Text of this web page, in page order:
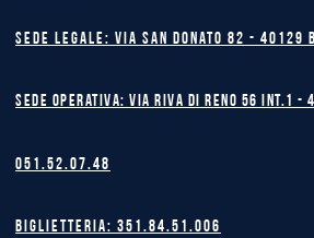
Sede legale: Via San Donato 82 - 40129
Sede operativa: Via Riva di Reno 56 int.1 -
051.52.07.48
Biglietteria: 351.84.51.006